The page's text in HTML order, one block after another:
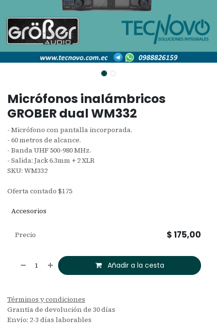
Micrófonos inalámbricos
GROBER dual WM332
- Micrófono con pantalla incorporada.
- 60 metros de alcance.
- Banda UHF 500-980 MHz.
- Salida: Jack 6.3mm + 2 XLR
SKU: WM332
Oferta contado $175
Accesorios
Añadir a la cesta
Precio $ 175,00
Términos y condiciones
Grantía de devolución de 30 días
Envío: 2-3 días laborables